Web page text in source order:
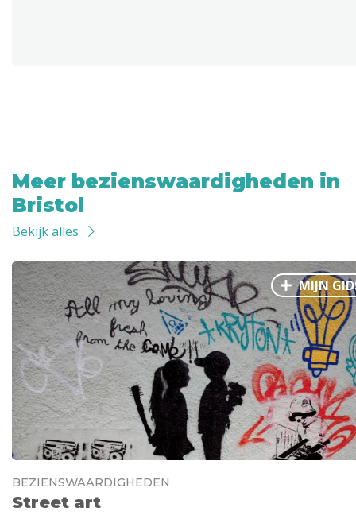
Meer bezienswaardigheden in
Bristol
Bekijk alles
MIJN
BEZIENSWAARDIGHEDEN
Street art